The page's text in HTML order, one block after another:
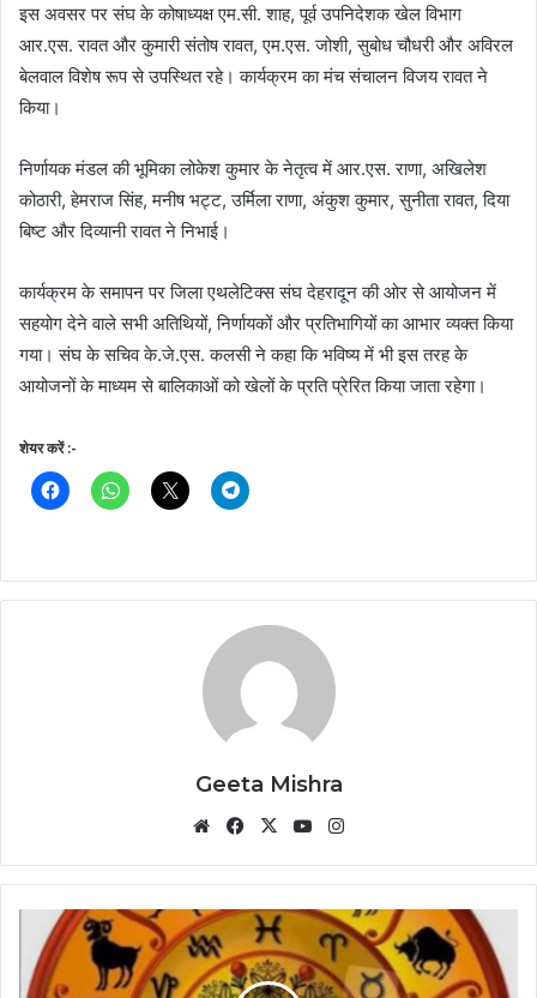
इस अवसर पर संघ के कोषाध्यक्ष एम.सी. शाह, पूर्व उपनिदेशक खेल विभाग
आर.एस. रावत और कुमारी संतोष रावत, एम.एस. जोशी, सुबोध चौधरी और अविरल
बेलवाल विशेष रूप से उपस्थित रहे। कार्यक्रम का मंच संचालन विजय रावत ने
किया।
निर्णायक मंडल की भूमिका लोकेश कुमार के नेतृत्व में आर.एस. राणा, अखिलेश
कोठारी, हेमराज सिंह, मनीष भट्ट, उर्मिला राणा, अंकुश कुमार, सुनीता रावत, दिया
बिष्ट और दिव्यानी रावत ने निभाई।
कार्यक्रम के समापन पर जिला एथलेटिक्स संघ देहरादून की ओर से आयोजन में
सहयोग देने वाले सभी अतिथियों, निर्णायकों और प्रतिभागियों का आभार व्यक्त किया
गया। संघ के सचिव के.जे.एस. कलसी ने कहा कि भविष्य में भी इस तरह के
आयोजनों के माध्यम से बालिकाओं को खेलों के प्रति प्रेरित किया जाता रहेगा।
शेयर करें :-
Geeta Mishra
WebsiteFacebook
X YouTube